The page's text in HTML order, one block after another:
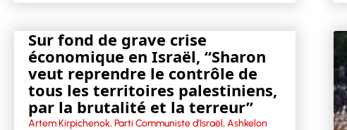
Sur fond de grave crise
économique en Israël, “Sharon
veut reprendre le contrôle de
tous les territoires palestiniens,
par la brutalité et la terreur”
Artem Kirpichenok, Parti Communiste d’Israël, Ashkelon